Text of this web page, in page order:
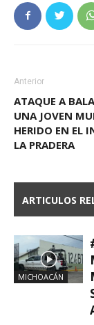
Anterior
ATAQUE A
UNA JOVEN
HERIDO EN EL
LA PRADERA
ARTICULOS
MICHOACÁN